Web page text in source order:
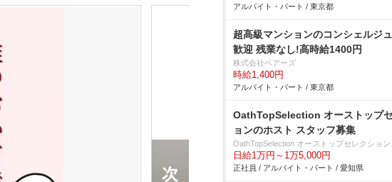
アルバイト・パート / 東京都
超高級マンションのコンシェルジ
歓迎 残業なし!高時給1400円
株式会社ベアーズ
時給1,400円
アルバイト・パート / 東京都
OathTopSelection オーストップ
ョンのホスト スタッフ募集
OathTopSelection オーストップセレクション
日給1万円～1万5,000円
正社員 / アルバイト・パート / 愛知県